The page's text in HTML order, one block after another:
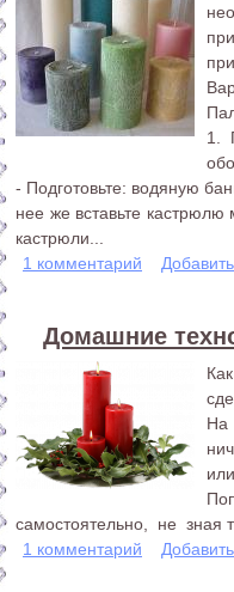
1.
- Подготовьте: водяную
нее же вставьте
кастрюли...
1 комментарий
Домашние
На
самостоятельно, не зная
1 комментарий